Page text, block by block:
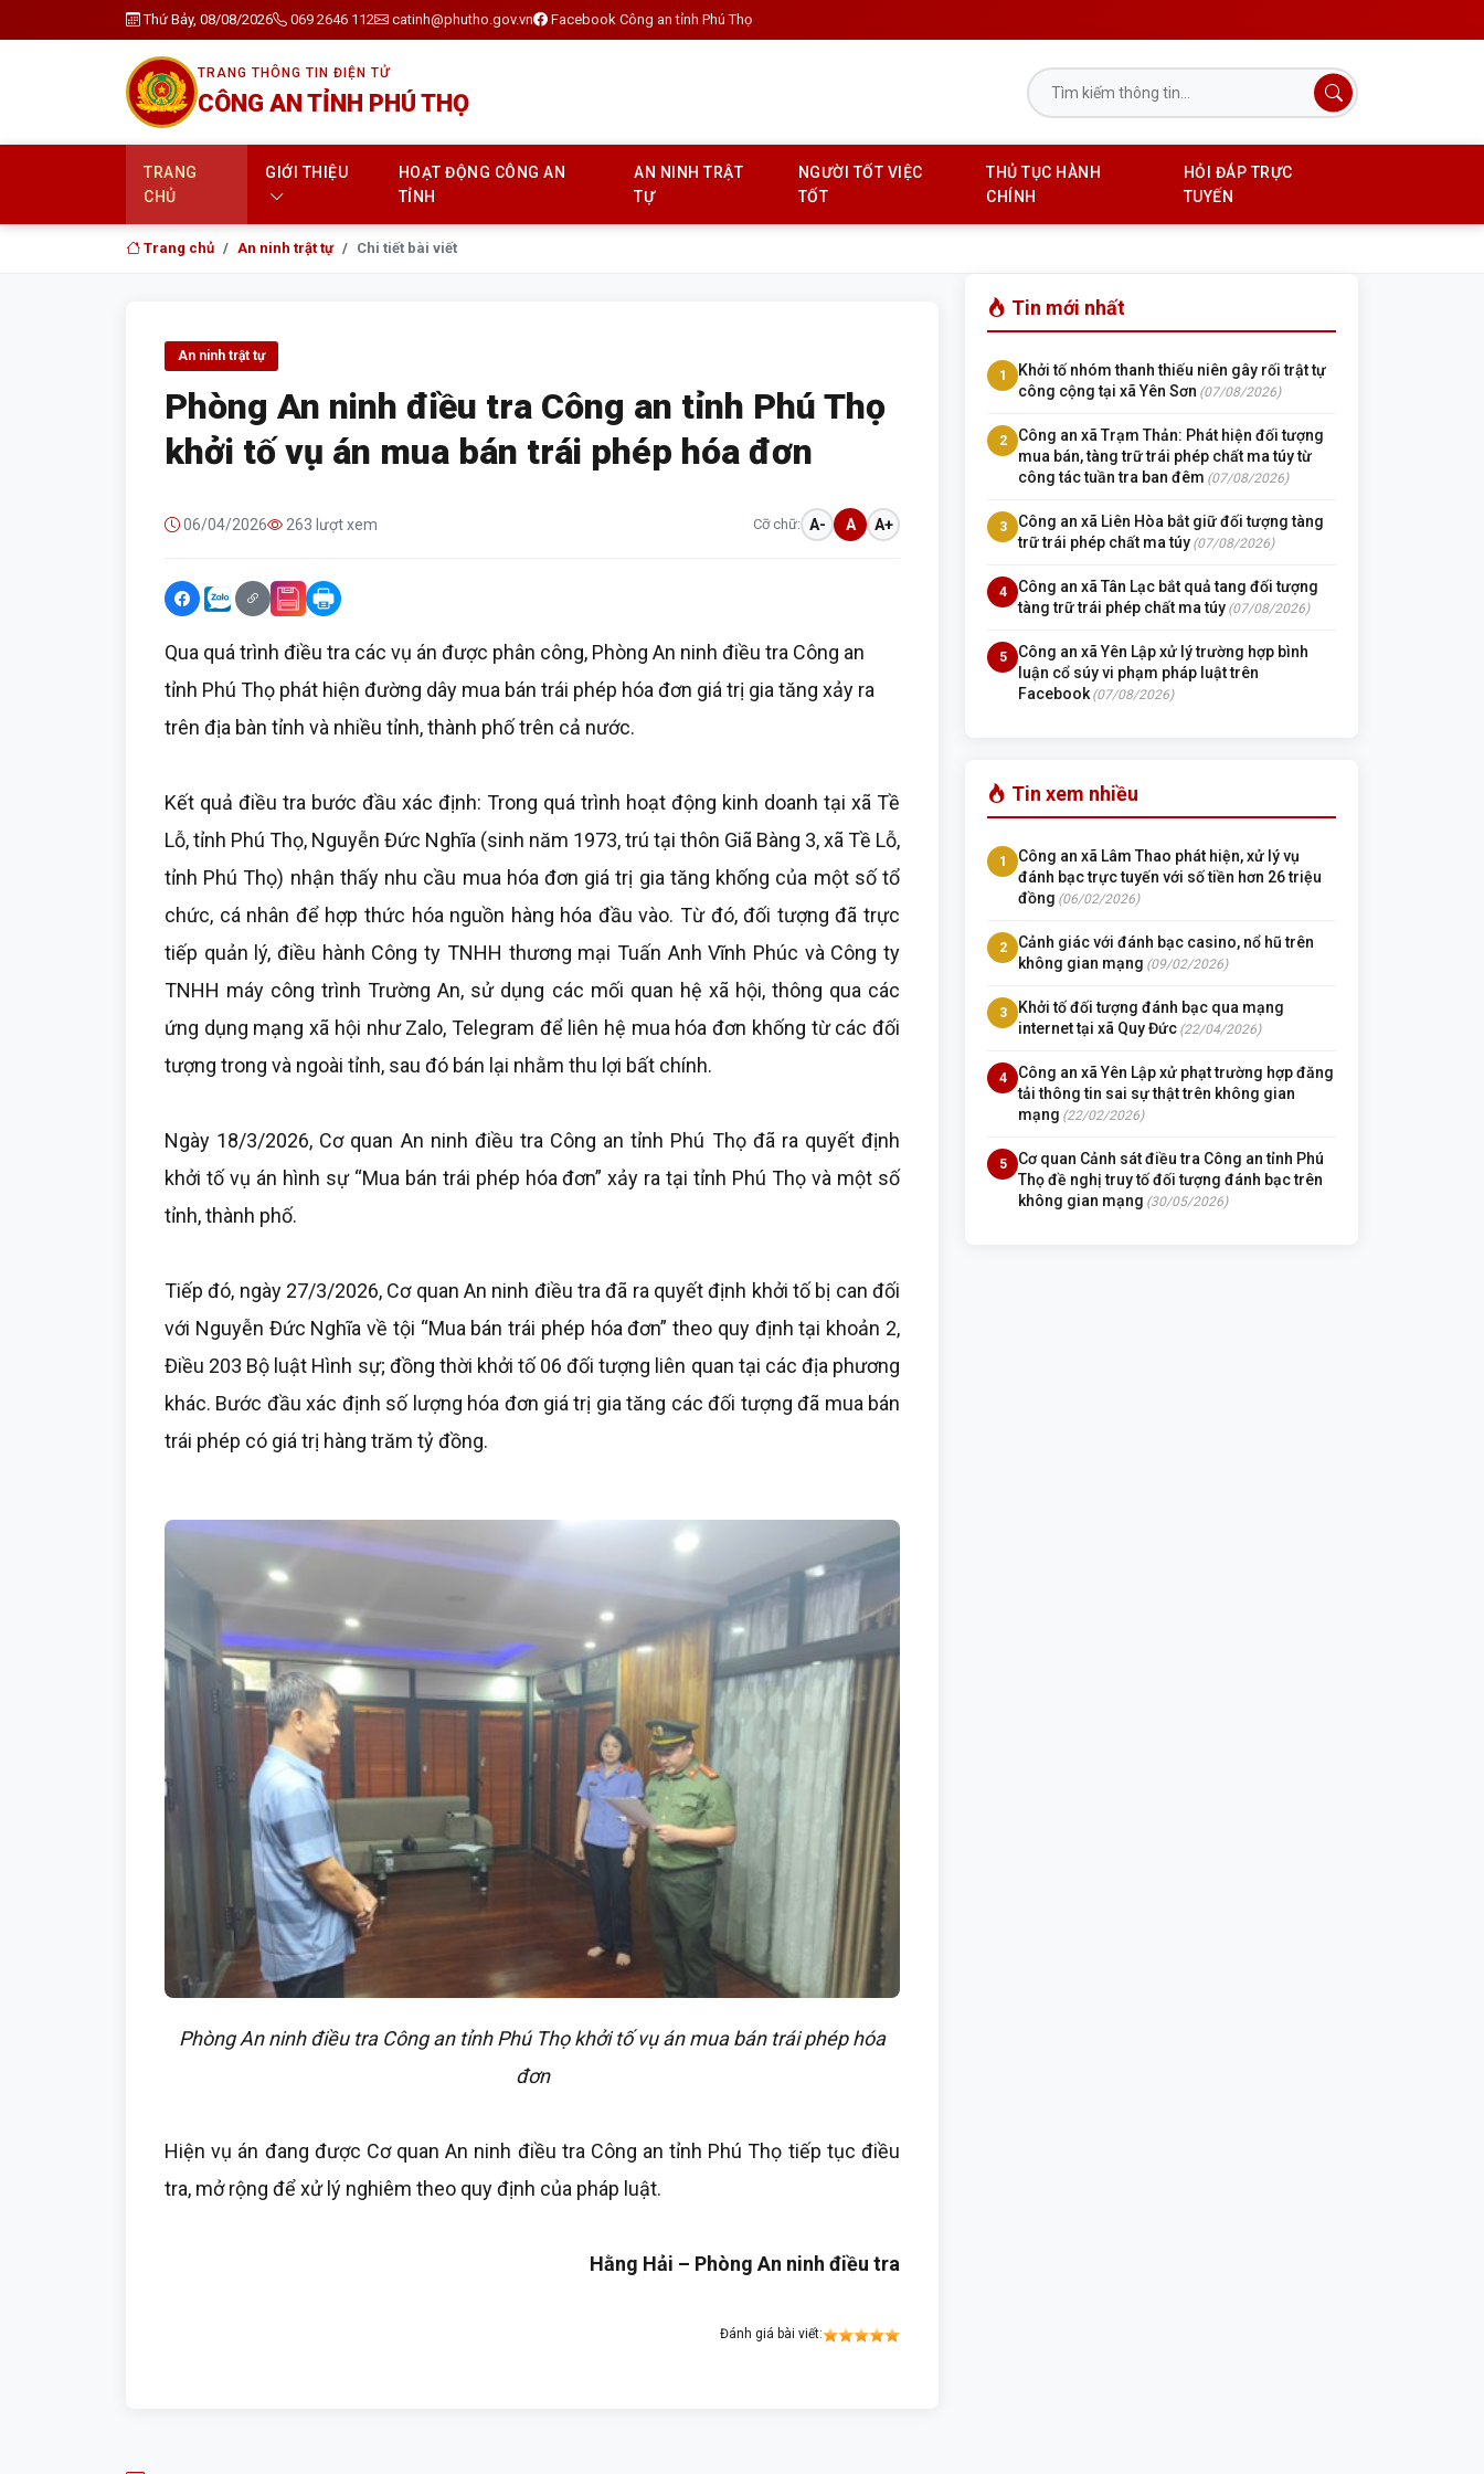
Thứ Bảy, 08/08/2026 069 2646 112 catinh@phutho.gov.vn Facebook Công an tỉnh Phú Thọ
TRANG THÔNG TIN ĐIỆN TỬ
CÔNG AN TỈNH PHÚ THỌ
TRANG
CHỦ
GIỚI THIỆU
HOẠT ĐỘNG CÔNG AN
TỈNH
AN NINH TRẬT
TỰ
NGƯỜI TỐT VIỆC
TỐT
THỦ TỤC HÀNH
CHÍNH
HỎI ĐÁP TRỰC
TUYẾN
Trang chủ An ninh trật tự Chi tiết bài viết
An ninh trật tự
Phòng An ninh điều tra Công an tỉnh Phú Thọ
khởi tố vụ án mua bán trái phép hóa đơn
06/04/2026 263 lượt xem Cỡ chữ: A- A A+
Qua quá trình điều tra các vụ án được phân công, Phòng An ninh điều tra Công an
tỉnh Phú Thọ phát hiện đường dây mua bán trái phép hóa đơn giá trị gia tăng xảy ra
trên địa bàn tỉnh và nhiều tỉnh, thành phố trên cả nước.
Kết quả điều tra bước đầu xác định: Trong quá trình hoạt động kinh doanh tại xã Tề
Lỗ, tỉnh Phú Thọ, Nguyễn Đức Nghĩa (sinh năm 1973, trú tại thôn Giã Bàng 3, xã Tề Lỗ,
tỉnh Phú Thọ) nhận thấy nhu cầu mua hóa đơn giá trị gia tăng khống của một số tổ
chức, cá nhân để hợp thức hóa nguồn hàng hóa đầu vào. Từ đó, đối tượng đã trực
tiếp quản lý, điều hành Công ty TNHH thương mại Tuấn Anh Vĩnh Phúc và Công ty
TNHH máy công trình Trường An, sử dụng các mối quan hệ xã hội, thông qua các
ứng dụng mạng xã hội như Zalo, Telegram để liên hệ mua hóa đơn khống từ các đối
tượng trong và ngoài tỉnh, sau đó bán lại nhằm thu lợi bất chính.
Ngày 18/3/2026, Cơ quan An ninh điều tra Công an tỉnh Phú Thọ đã ra quyết định
khởi tố vụ án hình sự “Mua bán trái phép hóa đơn” xảy ra tại tỉnh Phú Thọ và một số
tỉnh, thành phố.
Tiếp đó, ngày 27/3/2026, Cơ quan An ninh điều tra đã ra quyết định khởi tố bị can đối
với Nguyễn Đức Nghĩa về tội “Mua bán trái phép hóa đơn” theo quy định tại khoản 2,
Điều 203 Bộ luật Hình sự; đồng thời khởi tố 06 đối tượng liên quan tại các địa phương
khác. Bước đầu xác định số lượng hóa đơn giá trị gia tăng các đối tượng đã mua bán
trái phép có giá trị hàng trăm tỷ đồng.
Phòng An ninh điều tra Công an tỉnh Phú Thọ khởi tố vụ án mua bán trái phép hóa
đơn
Hiện vụ án đang được Cơ quan An ninh điều tra Công an tỉnh Phú Thọ tiếp tục điều
tra, mở rộng để xử lý nghiêm theo quy định của pháp luật.
Hằng Hải – Phòng An ninh điều tra
Đánh giá bài viết:
Tin mới nhất
1
Khởi tố nhóm thanh thiếu niên gây rối trật tự
công cộng tại xã Yên Sơn (07/08/2026)
2
Công an xã Trạm Thản: Phát hiện đối tượng
mua bán, tàng trữ trái phép chất ma túy từ
công tác tuần tra ban đêm (07/08/2026)
3
Công an xã Liên Hòa bắt giữ đối tượng tàng
trữ trái phép chất ma túy (07/08/2026)
4
Công an xã Tân Lạc bắt quả tang đối tượng
tàng trữ trái phép chất ma túy (07/08/2026)
5
Công an xã Yên Lập xử lý trường hợp bình
luận cổ súy vi phạm pháp luật trên
Facebook (07/08/2026)
Tin xem nhiều
1
Công an xã Lâm Thao phát hiện, xử lý vụ
đánh bạc trực tuyến với số tiền hơn 26 triệu
đồng (06/02/2026)
2
Cảnh giác với đánh bạc casino, nổ hũ trên
không gian mạng (09/02/2026)
3
Khởi tố đối tượng đánh bạc qua mạng
internet tại xã Quy Đức (22/04/2026)
4
Công an xã Yên Lập xử phạt trường hợp đăng
tải thông tin sai sự thật trên không gian
mạng (22/02/2026)
5
Cơ quan Cảnh sát điều tra Công an tỉnh Phú
Thọ đề nghị truy tố đối tượng đánh bạc trên
không gian mạng (30/05/2026)